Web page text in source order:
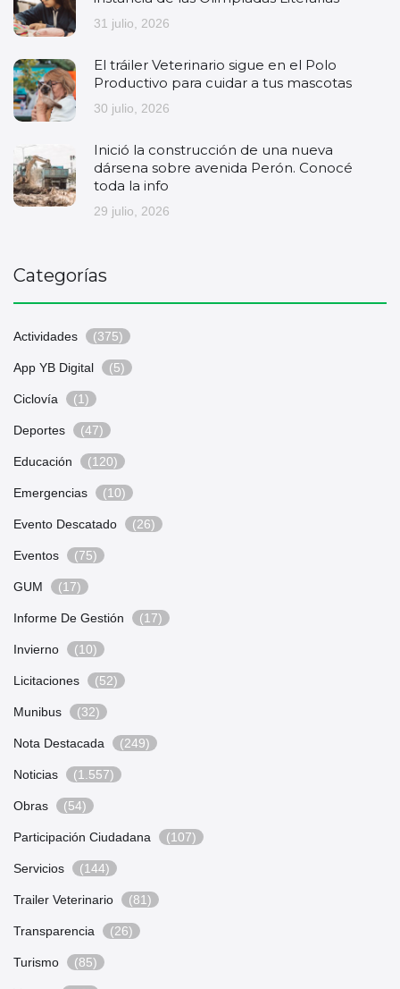
31 julio, 2026
El tráiler Veterinario sigue en el Polo
Productivo para cuidar a tus mascotas
30 julio, 2026
Inició la construcción de una nueva
dársena sobre avenida Perón. Conocé
toda la info
29 julio, 2026
Categorías
Actividades (375)
App YB Digital (5)
Ciclovía (1)
Deportes (47)
Educación (120)
Emergencias (10)
Evento Descatado (26)
Eventos (75)
GUM (17)
Informe De Gestión (17)
Invierno (10)
Licitaciones (52)
Munibus (32)
Nota Destacada (249)
Noticias (1.557)
Obras (54)
Participación Ciudadana (107)
Servicios (144)
Trailer Veterinario (81)
Transparencia (26)
Turismo (85)